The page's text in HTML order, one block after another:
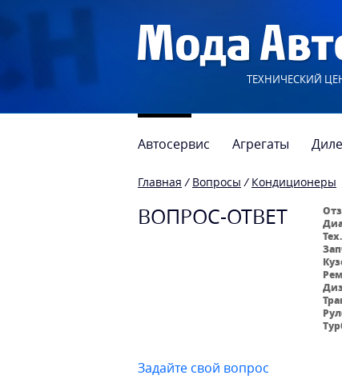
ТЕХНИЧЕСКИЙ
Автосервис Агрегаты
Главная / Вопросы / Кондиционеры
ВОПРОС-ОТВЕТ
Задайте свой вопрос